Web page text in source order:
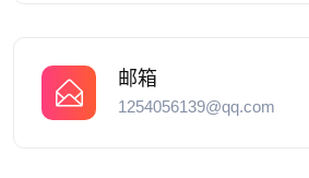
邮箱
1254056139@qq.com